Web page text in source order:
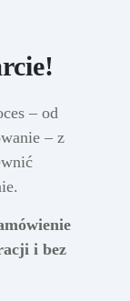
– od
– z
i bez